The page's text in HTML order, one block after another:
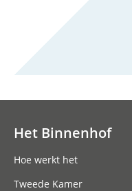
Het Binnenhof
Hoe werkt het
Tweede Kamer